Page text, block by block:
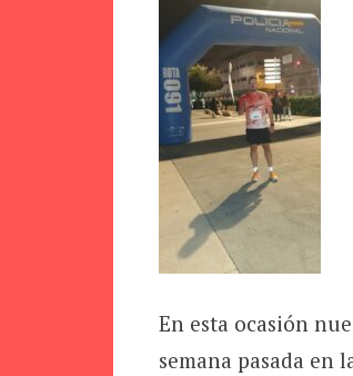
En esta ocasión
semana pasada en